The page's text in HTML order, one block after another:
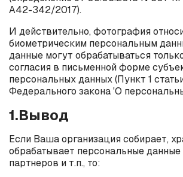
А42-342/2017).
И действительно, фотография
биометрическим персональным
данные могут обрабатываться
согласия в письменной форме
персональных данных (Пункт 1 статьи
Федерального закона 'О
1.Вывод
Если Ваша организация собирает,
обрабатывает персональные данные
партнеров и т.п., то: